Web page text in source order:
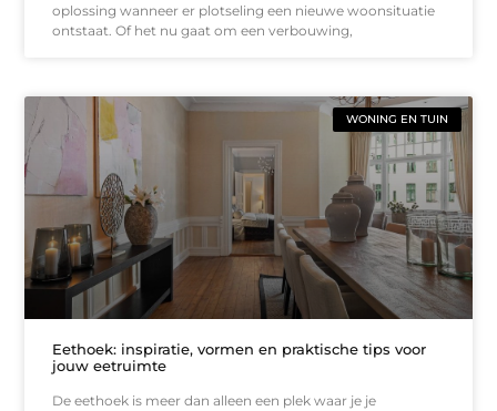
oplossing wanneer er plotseling een nieuwe woonsituatie
ontstaat. Of het nu gaat om een verbouwing,
WONING EN TUIN
Eethoek: inspiratie, vormen en praktische tips voor
jouw eetruimte
De eethoek is meer dan alleen een plek waar je je